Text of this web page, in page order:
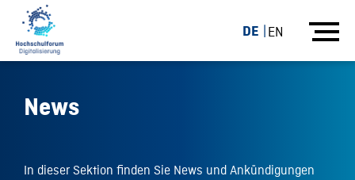
DE EN
News
In dieser Sektion finden Sie News und Ankündigungen